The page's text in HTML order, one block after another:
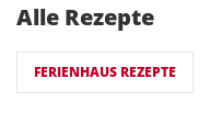
Alle Rezepte
FERIENHAUS REZEPTE